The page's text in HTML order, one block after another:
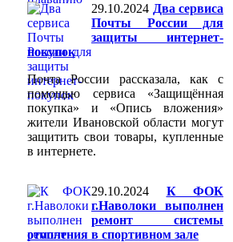
29.10.2024 Два сервиса
Почты России для
защиты интернет-
покупок
Почта России рассказала, как с
помощью сервиса «Защищённая
покупка» и «Опись вложения»
жители Ивановской области могут
защитить свои товары, купленные
в интернете.
29.10.2024
К ФОК
г.Наволоки выполнен
ремонт системы
отопления в спортивном зале